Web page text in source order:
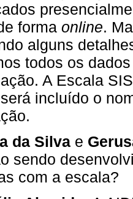
forma online.
alguns
todos os
A Escala
incluído o
da Silva e
sendo
com a escala?